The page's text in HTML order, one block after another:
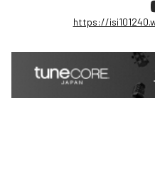
https://